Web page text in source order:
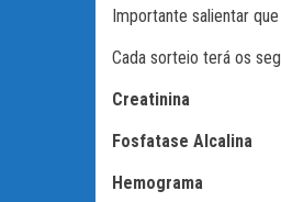
Importante salientar
Cada sorteio terá os
Creatinina
Fosfatase Alcalina
Hemograma